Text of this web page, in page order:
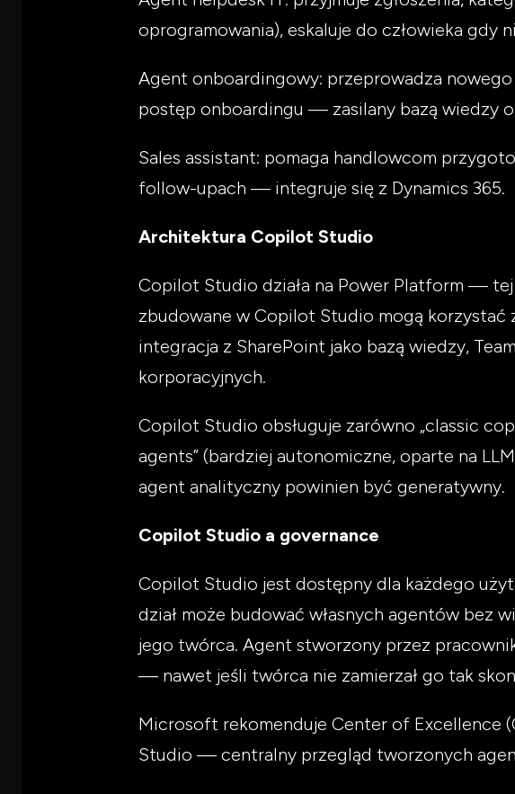
oprogramowania), eskaluje do człowieka
Agent onboardingowy: przeprowadza
postęp onboardingu — zasilany bazą wiedzy
Sales assistant: pomaga handlowcom
follow-upach — integruje się z Dynamics 365.
Architektura Copilot Studio
Copilot Studio działa na Power Platform —
zbudowane w Copilot Studio mogą
integracja z SharePoint jako bazą wiedzy,
korporacyjnych.
Copilot Studio obsługuje zarówno „classic
agents” (bardziej autonomiczne, oparte na
agent analityczny powinien być generatywny.
Copilot Studio a governance
Copilot Studio jest dostępny dla każdego
dział może budować własnych agentów bez
jego twórca. Agent stworzony przez
— nawet jeśli twórca nie zamierzał go tak
Microsoft rekomenduje Center of Excellence
Studio — centralny przegląd tworzonych